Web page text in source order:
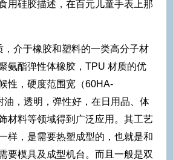
用硅胶描述，在百元儿童手表上那
，介于橡胶和塑料的一类高分子材
氨酯弹性体橡胶，TPU 材质的优
性，硬度范围宽（60HA-
油，透明，弹性好，在日用品、体
材料等领域得到广泛应用。其工艺
样，是需要热塑成型的，也就是和
要模具及成型机台。而且一般是双